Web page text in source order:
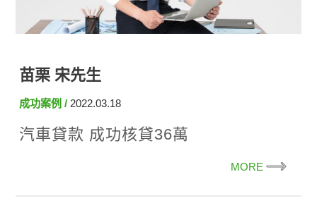
苗栗 宋先生
成功案例 2022.03.18
汽車貸款 成功核貸36萬
MORE